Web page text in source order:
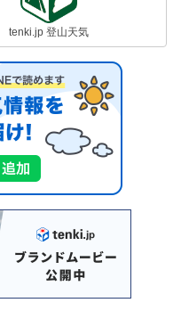
tenki.jp 登山天気